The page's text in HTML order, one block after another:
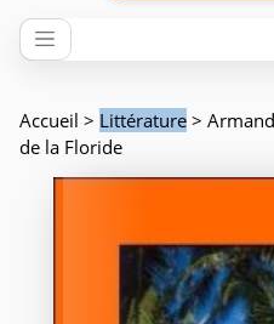
Accueil > Littérature >
de la Floride